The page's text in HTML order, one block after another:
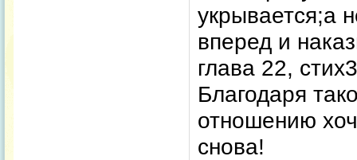
укрывается;а
вперед и
глава 22,
Благодаря
отношению
снова!